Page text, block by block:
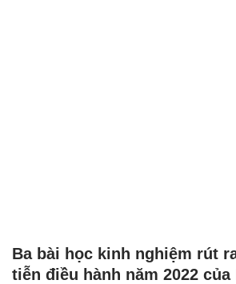
Ba bài học kinh nghiệm rút
tiễn điều hành năm 2022 của